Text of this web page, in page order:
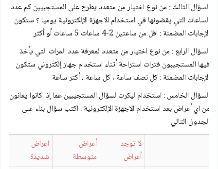
السؤال الثالث : من نوع اختيار من متعدد يطرح على المستجبيين كم عدد
الساعات التي يقضونها في استخدام الاجهزة الإلكترونية يوميا ؟ ستكون
الإجابات المضمنة : اقل من ساعتين 2-4 ساعات 5 ساعات أو أكثر
السؤال الرابع : من نوع اختيار من متعدد لمعرفة عدد المرات التي يأخذ
فيها المستجيبون فترات استراحة أثناء استخدام جهاز إلكتروني ستكون
الإجابات المضمنة : كل نصف ساعة ، كل ساعة ، أكثر ساعة
السؤال الخامس : استخدام ليكرت لسؤال المستجيبين عما إذا كانوا يعانون
من اي أعراض بعد استخدام الاجهزة الإلكترونية . اكتب سؤال بناء على
الجدول التالي
لا توجد
أعراض
أعراض
متوسطة
اعراض
شديدة